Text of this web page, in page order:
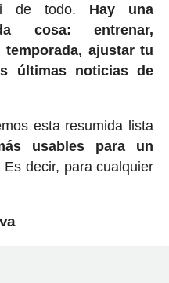
de todo. Hay una
cosa: entrenar,
ajustar tu
últimas noticias de
esta resumida lista
usables para un
Es decir, para cualquier